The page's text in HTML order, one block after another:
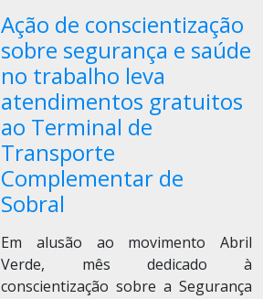
Ação de conscientização
sobre segurança e saúde
no trabalho leva
atendimentos gratuitos
ao Terminal de
Transporte
Complementar de
Sobral
Em alusão ao movimento Abril
Verde, mês dedicado à
conscientização sobre a Segurança